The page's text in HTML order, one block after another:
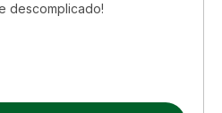
descomplicado!